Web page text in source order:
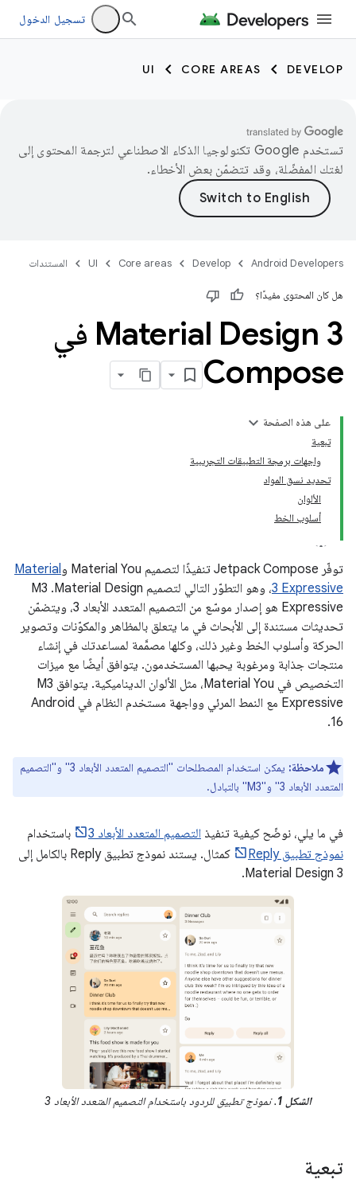
تسجيل الدخول
DEVELOP
CORE AREAS
UI
تستخدم Google تكنولوجيا الذكاء الاصطناعي لترجمة المحتوى إلى
لغتك المفضّلة، وقد تتضمّن بعض الأخطاء.
Android Developers
Develop
Core areas
UI المستندات
هل كان المحتوى مفيدًا؟
Material Design 3 في
Compose
على هذه الصفحة
تبعية
واجهات برمجة التطبيقات التجريبية
تحديد نسق المواد
الألوان
أسلوب الخط
توفّر Jetpack Compose تنفيذًا لتصميم Material You و
Material
3 Expressive
، وهو التطوّر التالي لتصميم Material Design. ‫M3
Expressive هو إصدار موسّع من التصميم المتعدد الأبعاد 3، ويتضمّن
تحديثات مستندة إلى الأبحاث في ما يتعلق بالمظاهر والمكوّنات وتصوير
الحركة وأسلوب الخط وغير ذلك، وكلها مصمَّمة لمساعدتك في إنشاء
منتجات جذابة ومرغوبة يحبها المستخدمون. يتوافق أيضًا مع ميزات
التخصيص في Material You، مثل الألوان الديناميكية. يتوافق M3
Expressive مع النمط المرئي وواجهة مستخدم النظام في Android
16.
ملاحظة:
يمكن استخدام المصطلحات "التصميم المتعدد الأبعاد 3" و"التصميم
المتعدد الأبعاد 3" و"M3" بالتبادل.
في ما يلي، نوضّح كيفية تنفيذ التصميم المتعدد الأبعاد 3
باستخدام
نموذج تطبيق Reply
كمثال. يستند نموذج تطبيق Reply بالكامل إلى
Material Design 3.
الشكل 1 . نموذج تطبيق للردود باستخدام التصميم المتعدد الأبعاد 3
تبعية